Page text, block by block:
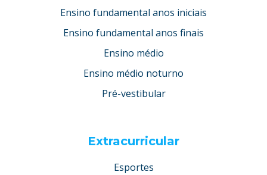
Ensino fundamental anos iniciais
Ensino fundamental anos finais
Ensino médio
Ensino médio noturno
Pré-vestibular
Extracurricular
Esportes